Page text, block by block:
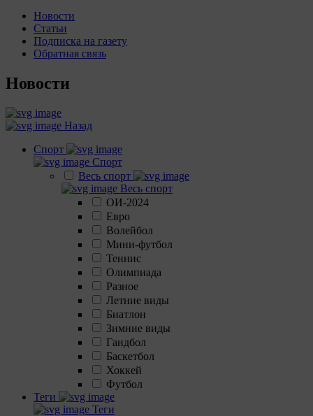
Новости
Статьи
Подписка на газету
Обратная связь
Новости
Назад
Спорт
Спорт
Весь спорт
Весь спорт
ОИ-2024
Евро
Волейбол
Мини-футбол
Теннис
Олимпиада
Разное
Летние виды
Биатлон
Зимние виды
Гандбол
Баскетбол
Хоккей
Футбол
Теги
Теги